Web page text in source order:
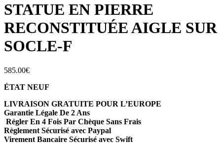
STATUE EN PIERRE
RECONSTITUÉE AIGLE SUR
SOCLE-F
585.00€
ÉTAT NEUF
LIVRAISON GRATUITE POUR L’EUROPE
Garantie Légale De 2 Ans
Régler En 4 Fois Par Chèque Sans Frais
Règlement Sécurisé avec Paypal
Virement Bancaire Sécurisé avec Swift